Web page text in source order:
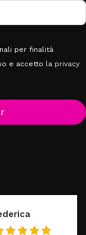
per finalità
e accetto la privacy